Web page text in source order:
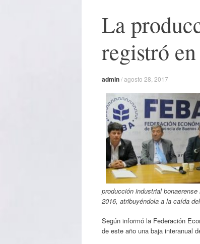
La
registró
admin/agosto 28, 2017
producción industrial
2016, atribuyéndola a la caída
Según informó la Federación
de este año una baja interanual